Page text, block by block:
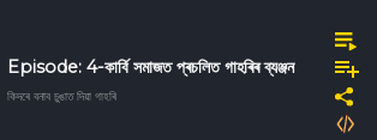
Episode: 4-কাৰ্বি সমাজত প্ৰচলিত গাহৰিৰ ব্যঞ্জন
কিদৰে বনাব চুঙাত দিয়া গাহৰি